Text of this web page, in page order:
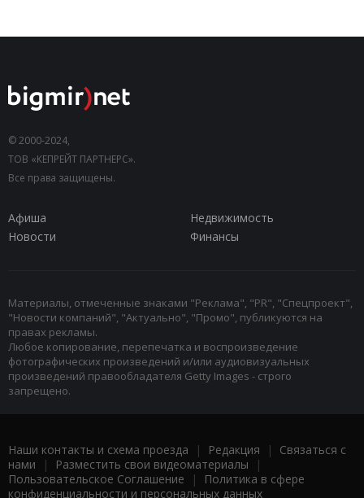
© 2000-2024,
ТОВ «КЕПРЕЙТ ПАРТНЕРС».
Все права защищены.
Афиша
Недвижимость
Новости
Финансы
Материалы, отмеченные знаками "Реклама", "PR", "Спецпроект",
"Новости компаний", "Актуально", "Промо", публикуются на
правах рекламы.
Любое копирование, перепечатка и воспроизведение
фотографических произведений и/или аудиовизуальных
произведений правообладателя Getty Images - строго
запрещено.
Наши контакты и схема проезда | Редакция | Связаться с
нами | Разместить свои видеоматериалы |
Пользовательское Соглашение |
Политика в сфере
конфиденциальности и персональных данных